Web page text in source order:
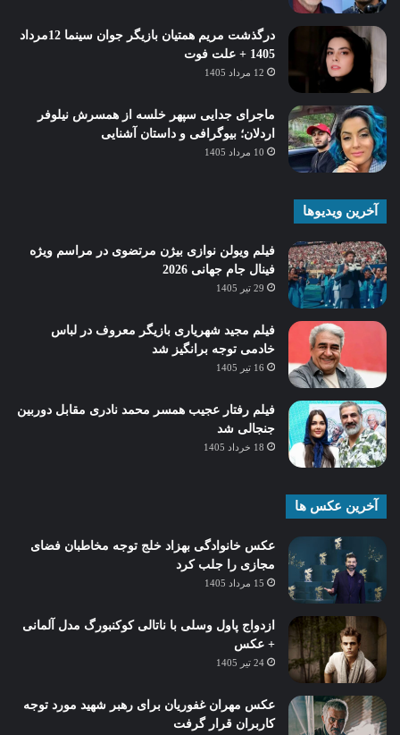
درگذشت مریم همتیان بازیگر جوان سینما 12مرداد
1405 + علت فوت
12 مرداد 1405
ماجرای جدایی سپهر خلسه از همسرش نیلوفر
اردلان؛ بیوگرافی و داستان آشنایی
10 مرداد 1405
آخرین ویدیوها
فیلم ویولن نوازی بیژن مرتضوی در مراسم ویژه
فینال جام جهانی 2026
29 تیر 1405
فیلم مجید شهریاری بازیگر معروف در لباس
خادمی توجه برانگیز شد
16 تیر 1405
فیلم رفتار عجیب همسر محمد نادری مقابل دوربین
جنجالی شد
18 خرداد 1405
آخرین عکس ها
عکس خانوادگی بهزاد خلج توجه مخاطبان فضای
مجازی را جلب کرد
15 مرداد 1405
ازدواج پاول وسلی با ناتالی کوکنبورگ مدل آلمانی
+ عکس
24 تیر 1405
عکس مهران غفوریان برای رهبر شهید مورد توجه
کاربران قرار گرفت